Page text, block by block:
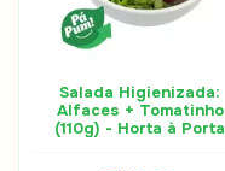
Salada Higienizada:
Alfaces + Tomatinho
(110g) - Horta à Porta